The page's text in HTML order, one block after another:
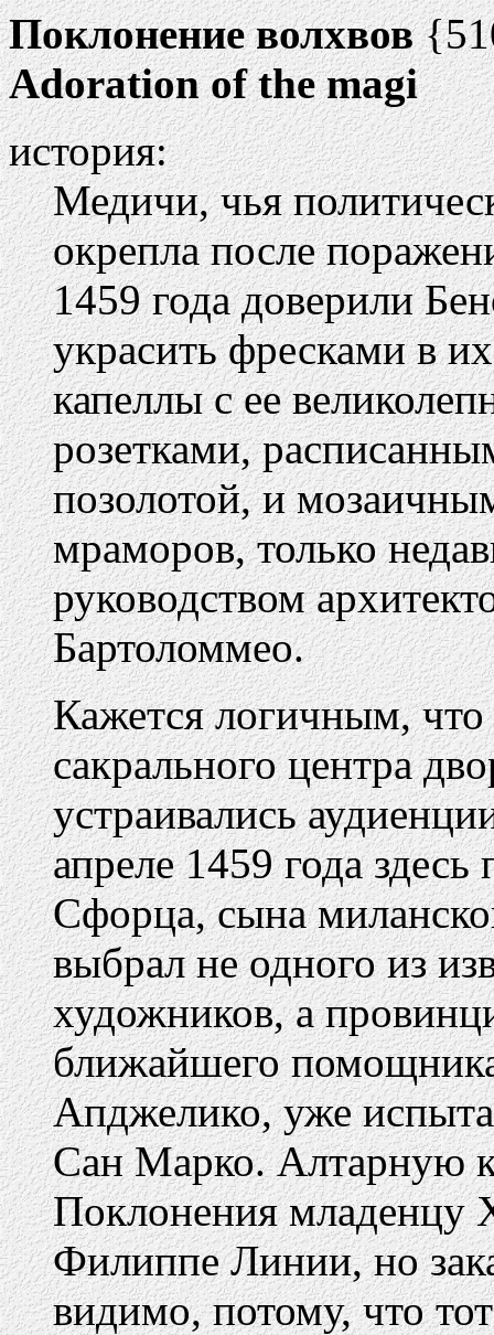
Поклонение волхвов
Adoration of the magi
история:
Медичи, чья
окрепла после
1459 года доверили
украсить фресками в
капеллы с ее
розетками,
позолотой, и
мраморов, только
руководством
Бартоломмео.
Кажется логичным, что
сакрального центра
устраивались
апреле 1459 года
Сфорца, сына
выбрал не одного из
художников, а
ближайшего
Апджелико, уже
Сан Марко. Алтарную
Поклонения младенцу
Филиппе Линии, но
видимо, потому, что